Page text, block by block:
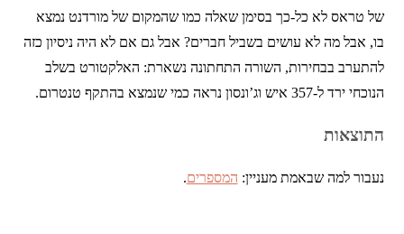
של טראס לא כל-כך בסימן שאלה כמו שהמקום של מורדנט נמצא
בו, אבל מה לא עושים בשביל חברים? אבל גם אם לא היה ניסיון כזה
להתערב בבחירות, השורה התחתונה נשארת: האלקטורט בשלב
הנוכחי ירד ל-357 איש וג’ונסון נראה כמי שנמצא בהתקף טנטרום.
התוצאות
נעבור למה שבאמת מעניין: המספרים.